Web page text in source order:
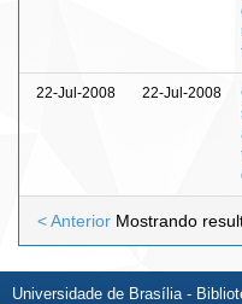
22-Jul-2008 22-Jul-2008
Mostrando
< Anterior
Universidade de Brasília -